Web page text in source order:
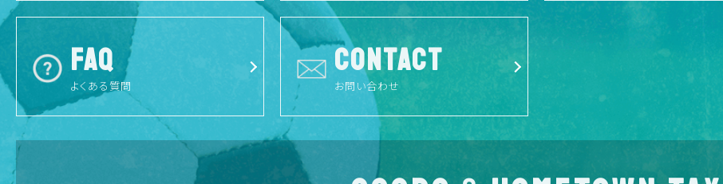
FAQ
よくある質問
CONTACT
お問い合わせ